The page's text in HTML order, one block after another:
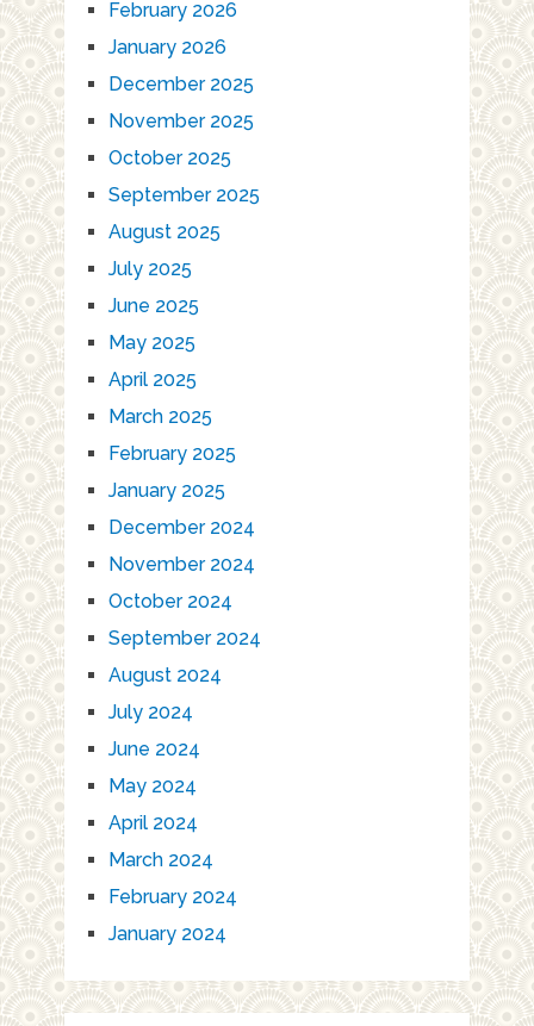
February 2026
January 2026
December 2025
November 2025
October 2025
September 2025
August 2025
July 2025
June 2025
May 2025
April 2025
March 2025
February 2025
January 2025
December 2024
November 2024
October 2024
September 2024
August 2024
July 2024
June 2024
May 2024
April 2024
March 2024
February 2024
January 2024